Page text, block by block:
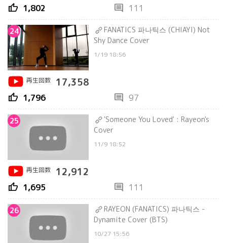
thumb_up 1,802 comment 111
24
FANATICS 파나틱스 (CHIAYI) Not
Shy Dance Cover
1/19 18:56
再生回数 17,358
thumb_up 1,796 comment 97
25
'Someone You Loved' : Rayeon's
Cover
11/9 18:52
再生回数 12,912
thumb_up 1,695 comment 111
26
RAYEON (FANATICS) 파나틱스 -
Dynamite Cover (BTS)
10/27 15:56